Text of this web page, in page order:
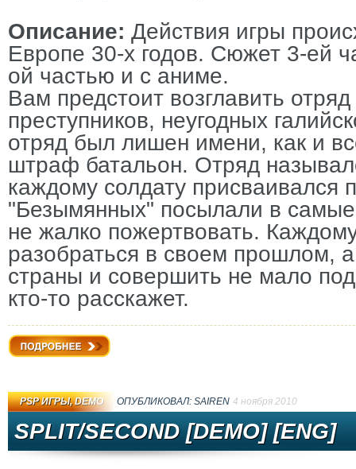
Описание: Действия игры
Европе 30-х годов. Сюжет 3-ей
ой частью и с аниме.
Вам предстоит возглавить
преступников, неугодных
отряд был лишен имени, как и
штраф батальон. Отряд
каждому солдату присваивался
"Безымянных" посылали в
не жалко пожертвовать.
разобраться в своем прошлом,
страны и совершить не мало
кто-то расскажет.
PSP ИГРЫ,DEMO ОПУБЛИКОВАЛ: SAIREN 4 ноября 2010
SPLIT/SECOND [DEMO] [ENG]